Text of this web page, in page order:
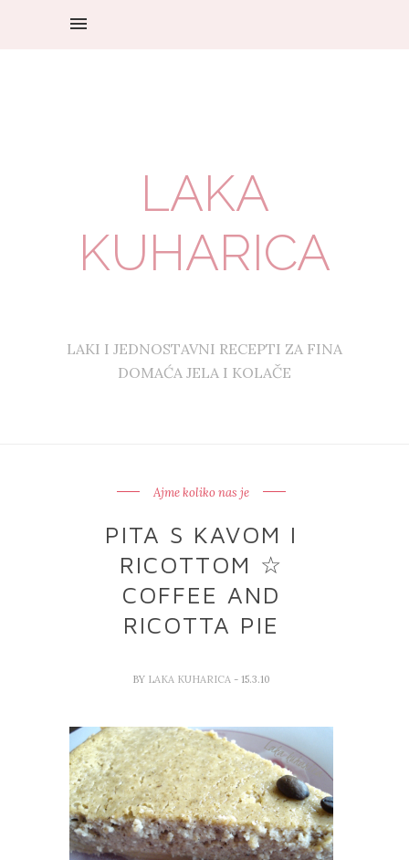
LAKA
KUHARICA
LAKI I JEDNOSTAVNI RECEPTI ZA FINA
DOMAĆA JELA I KOLAČE
Ajme koliko nas je
PITA S KAVOM I
RICOTTOM ☆
COFFEE AND
RICOTTA PIE
BY LAKA KUHARICA - 15.3.10